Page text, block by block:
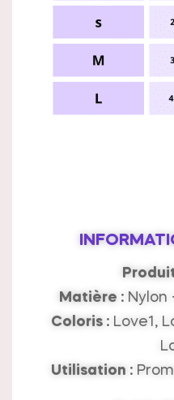
Matière : Nylon
Coloris : Love1,
Utilisation :